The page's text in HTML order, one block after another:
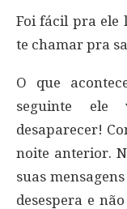
Foi fácil pra ele
te chamar pra
O que
seguinte
desaparecer!
noite anterior.
suas
desespera e